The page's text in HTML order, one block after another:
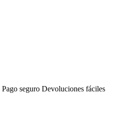
Pago seguro Devoluciones fáciles